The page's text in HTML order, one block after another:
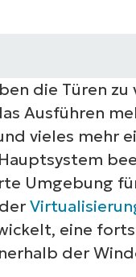
erweiterten
des
die Türen
Ausführen
vieles mehr
Umgebung
eine
der